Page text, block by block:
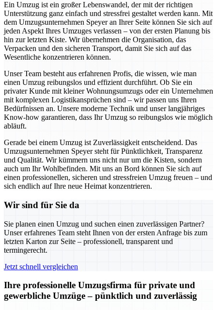
Ein Umzug ist ein großer Lebenswandel, der mit der richtigen
Unterstützung ganz einfach und stressfrei gestaltet werden kann. Mit
dem Umzugsunternehmen Speyer an Ihrer Seite können Sie sich auf
jeden Aspekt Ihres Umzuges verlassen – von der ersten Planung bis
hin zur letzten Kiste. Wir übernehmen die Organisation, das
Verpacken und den sicheren Transport, damit Sie sich auf das
Wesentliche konzentrieren können.
Unser Team besteht aus erfahrenen Profis, die wissen, wie man
einen Umzug reibungslos und effizient durchführt. Ob Sie ein
privater Kunde mit kleiner Wohnungsumzugs oder ein Unternehmen
mit komplexen Logistikansprüchen sind – wir passen uns Ihren
Bedürfnissen an. Unsere moderne Technik und unser langjähriges
Know-how garantieren, dass Ihr Umzug so reibungslos wie möglich
abläuft.
Gerade bei einem Umzug ist Zuverlässigkeit entscheidend. Das
Umzugsunternehmen Speyer steht für Pünktlichkeit, Transparenz
und Qualität. Wir kümmern uns nicht nur um die Kisten, sondern
auch um Ihr Wohlbefinden. Mit uns an Bord können Sie sich auf
einen professionellen, sicheren und stressfreien Umzug freuen – und
sich endlich auf Ihre neue Heimat konzentrieren.
Wir sind für Sie da
Sie planen einen Umzug und suchen einen zuverlässigen Partner?
Unser erfahrenes Team steht Ihnen von der ersten Anfrage bis zum
letzten Karton zur Seite – professionell, transparent und
termingerecht.
Jetzt schnell vergleichen
Ihre professionelle Umzugsfirma für private und
gewerbliche Umzüge – pünktlich und zuverlässig